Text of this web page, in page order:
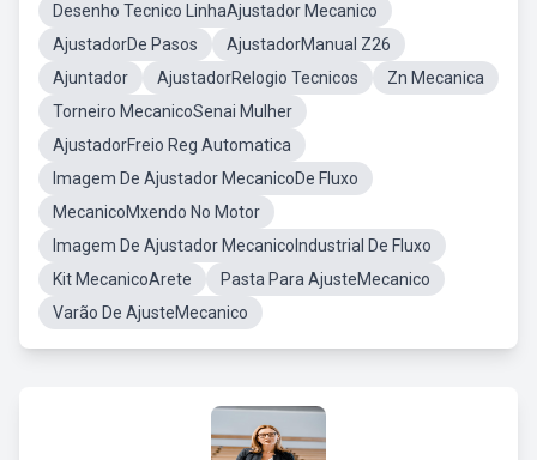
Desenho Tecnico LinhaAjustador Mecanico
AjustadorDe Pasos
AjustadorManual Z26
Ajuntador
AjustadorRelogio Tecnicos
Zn Mecanica
Torneiro MecanicoSenai Mulher
AjustadorFreio Reg Automatica
Imagem De Ajustador MecanicoDe Fluxo
MecanicoMxendo No Motor
Imagem De Ajustador MecanicoIndustrial De Fluxo
Kit MecanicoArete
Pasta Para AjusteMecanico
Varão De AjusteMecanico